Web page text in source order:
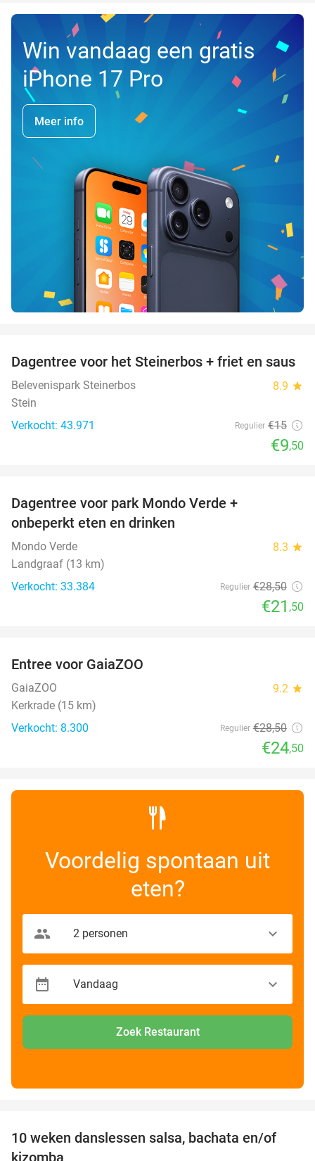
Win vandaag een gratis
iPhone 17 Pro
Meer info
37%
Dagentree voor het Steinerbos + friet en saus
Belevenispark Steinerbos 8.9 star
Stein
Verkocht: 43.971
Regulier €15
€9,50
Dagentree voor park Mondo Verde +
onbeperkt eten en drinken
Mondo Verde 8.3 star
Landgraaf (13 km)
Verkocht: 33.384
Regulier €28,50
€21 ,50
Entree voor GaiaZOO
GaiaZOO 9.2 star
Kerkrade (15 km)
Verkocht: 8.300
Regulier €28,50
€24,50
Voordelig spontaan uit
eten?
Zoek Restaurant
56%
10 weken danslessen salsa, bachata en/of
kizomba